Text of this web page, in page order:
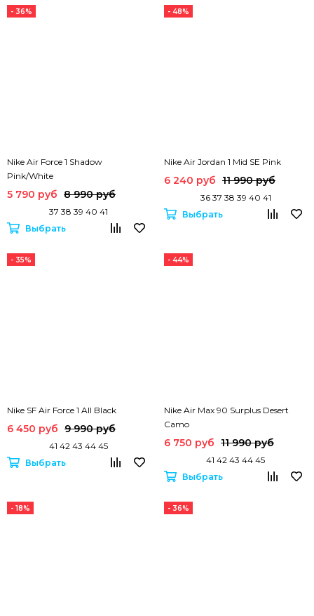
- 36%
Nike Air Force 1 Shadow
Pink/White
5 790 руб 8 990 руб
37 38 39 40 41
Выбрать
- 48%
Nike Air Jordan 1 Mid SE Pink
6 240 руб 11 990 руб
36 37 38 39 40 41
Выбрать
- 35%
Nike SF Air Force 1 All Black
6 450 руб 9 990 руб
41 42 43 44 45
Выбрать
- 44%
Nike Air Max 90 Surplus Desert
Camo
6 750 руб 11 990 руб
41 42 43 44 45
Выбрать
- 18% - 36%